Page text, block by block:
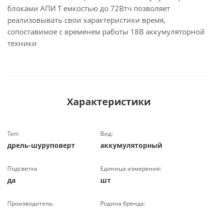
блоками АПИ Т емкостью до 72Втч позволяет
реализовывать свои характеристики время,
сопоставимое с временем работы 18В аккумуляторной
техники
Характеристики
Тип:
дрель-шуруповерт
Вид:
аккумуляторный
Подсветка
да
Единица измерения:
шт
Производитель: Родина бренда: